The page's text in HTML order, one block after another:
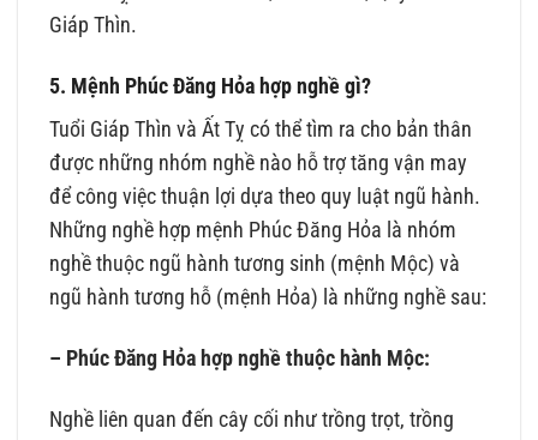
Giáp Thìn.
5. Mệnh Phúc Đăng Hỏa hợp nghề gì?
Tuổi Giáp Thìn và Ất Tỵ có thể tìm ra cho bản thân
được những nhóm nghề nào hỗ trợ tăng vận may
để công việc thuận lợi dựa theo quy luật ngũ hành.
Những nghề hợp mệnh Phúc Đăng Hỏa là nhóm
nghề thuộc ngũ hành tương sinh (mệnh Mộc) và
ngũ hành tương hỗ (mệnh Hỏa) là những nghề sau:
– Phúc Đăng Hỏa hợp nghề thuộc hành Mộc:
Nghề liên quan đến cây cối như trồng trọt, trồng